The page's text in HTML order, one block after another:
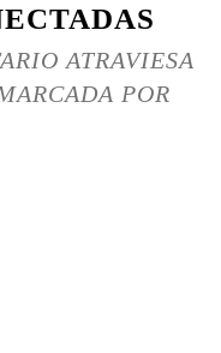
ATRAVIESA
POR